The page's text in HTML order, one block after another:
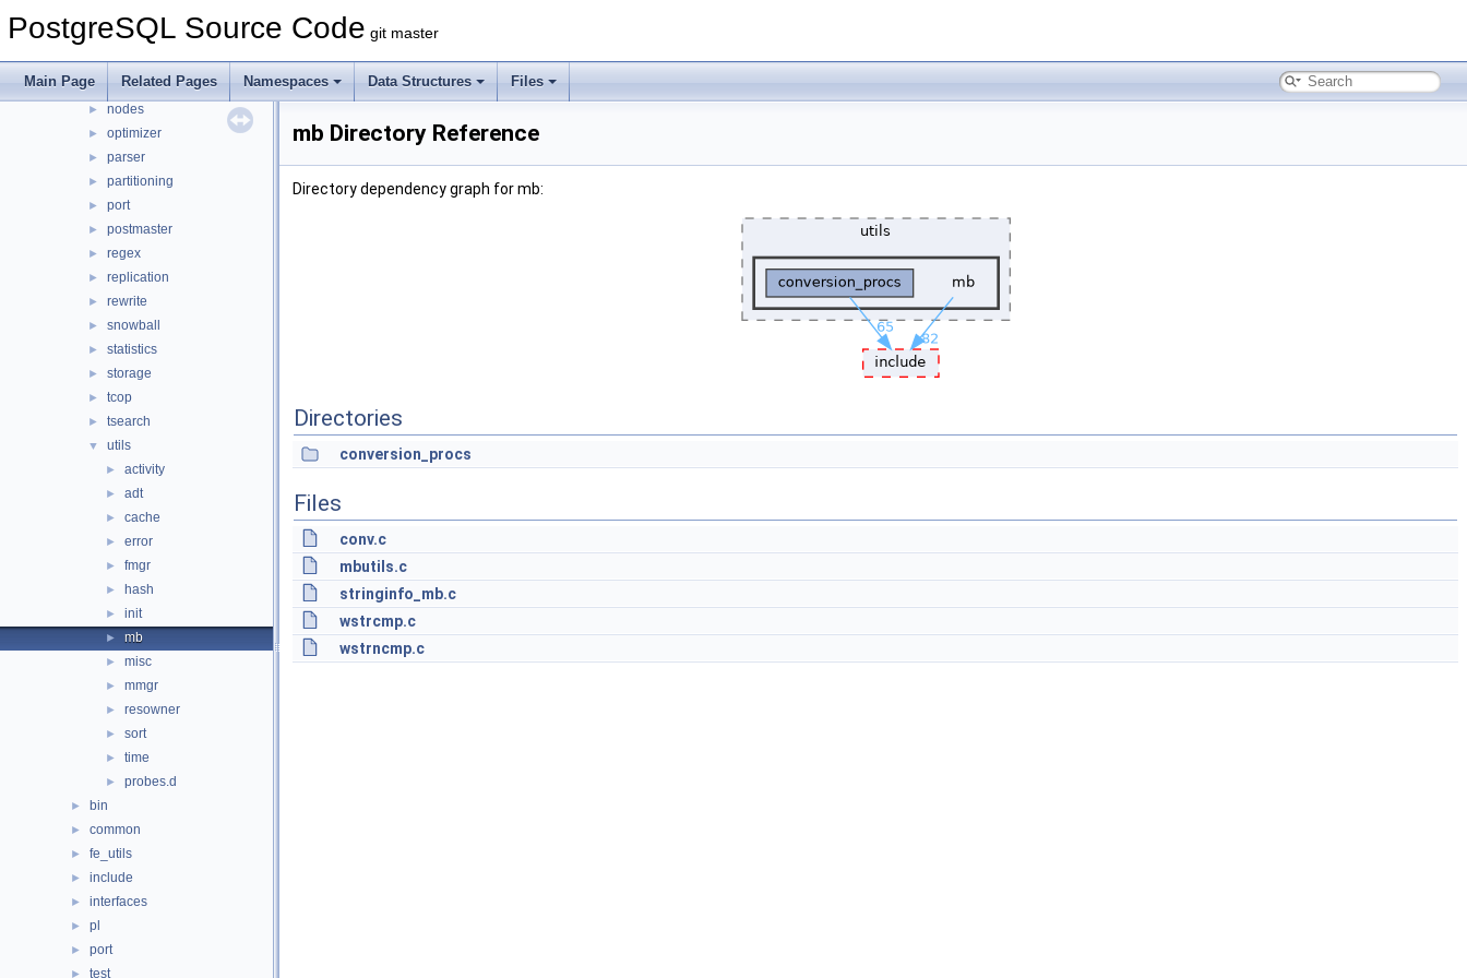
PostgreSQL Source Code git master
Main Page Related Pages Namespaces Data Structures Files
► lib
► libpq
► main
► nodes
► optimizer
► parser
► partitioning
► port
► postmaster
► regex
► replication
► rewrite
► snowball
► statistics
► storage
► tcop
► tsearch
▼ utils
► activity
► adt
► cache
► error
► fmgr
► hash
► init
► mb
► misc
► mmgr
► resowner
► sort
► time
► probes.d
► bin
► common
► fe_utils
► include
► interfaces
► pl
► port
► test
mb Directory Reference
Directory dependency graph for mb:
Directories
conversion_procs
Files
conv.c
mbutils.c
stringinfo_mb.c
wstrcmp.c
wstrncmp.c